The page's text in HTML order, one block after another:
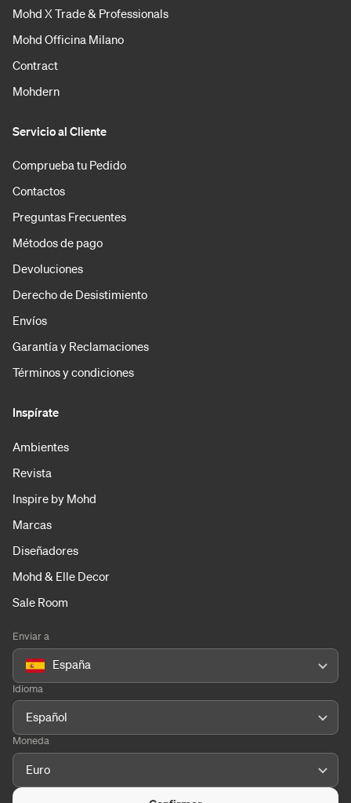
Mohd X Trade & Professionals
Mohd Officina Milano
Contract
Mohdern
Servicio al Cliente
Comprueba tu Pedido
Contactos
Preguntas Frecuentes
Métodos de pago
Devoluciones
Derecho de Desistimiento
Envíos
Garantía y Reclamaciones
Términos y condiciones
Inspírate
Ambientes
Revista
Inspire by Mohd
Marcas
Diseñadores
Mohd & Elle Decor
Sale Room
Enviar a
España
Idioma
Español
Moneda
Euro